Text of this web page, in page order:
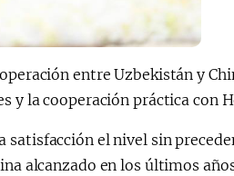
entre Uzbekistán y
la cooperación práctica con
satisfacción el nivel sin
alcanzado en los últimos